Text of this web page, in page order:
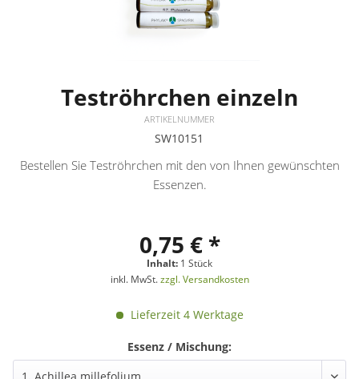
Teströhrchen einzeln
ARTIKELNUMMER
SW10151
Bestellen Sie Teströhrchen mit den von Ihnen gewünschten
Essenzen.
0,75 € *
Inhalt: 1 Stück
inkl. MwSt.zzgl. Versandkosten
Lieferzeit 4 Werktage
Essenz / Mischung: